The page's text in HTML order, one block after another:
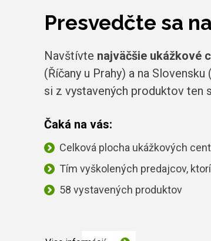
Presvedčte sa
Navštívte najväčšie ukážkové
(Říčany u Prahy) a na Slovensku
si z vystavených produktov ten
Čaká na vás:
Celková plocha ukážkových
Tím vyškolených predajcov,
58 vystavených produktov